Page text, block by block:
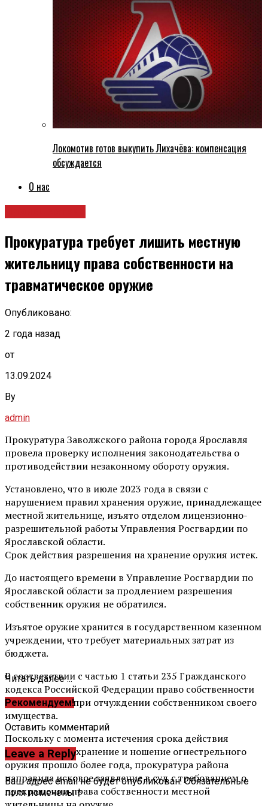
Локомотив готов выкупить Лихачёва: компенсация
обсуждается
О нас
Прокуратура требует лишить местную
жительницу права собственности на
травматическое оружие
Опубликовано:
2 года назад
от
13.09.2024
By
admin
Прокуратура Заволжского района города Ярославля
провела проверку исполнения законодательства о
противодействии незаконному обороту оружия.
Установлено, что в июле 2023 года в связи с
нарушением правил хранения оружие, принадлежащее
местной жительнице, изъято отделом лицензионно-
разрешительной работы Управления Росгвардии по
Ярославской области.
Срок действия разрешения на хранение оружия истек.
До настоящего времени в Управление Росгвардии по
Ярославской области за продлением разрешения
собственник оружия не обратился.
Изъятое оружие хранится в государственном казенном
учреждении, что требует материальных затрат из
бюджета.
В соответствии с частью 1 статьи 235 Гражданского
кодекса Российской Федерации право собственности
прекращается при отчуждении собственником своего
имущества.
Поскольку с момента истечения срока действия
разрешения на хранение и ношение огнестрельного
оружия прошло более года, прокуратура района
направила исковое заявление в суд с требованием о
прекращении права собственности местной
Читать далее ...
Рекомендуем!
Оставить комментарий
Leave a Reply
Ваш адрес email не будет опубликован. Обязательные
поля помечены*